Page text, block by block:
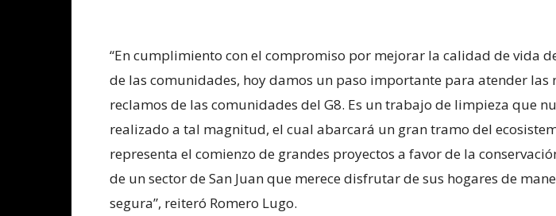
“En cumplimiento con el compromiso por mejorar la calidad de vida
de las comunidades, hoy damos un paso importante para atender las
reclamos de las comunidades del G8. Es un trabajo de limpieza que
realizado a tal magnitud, el cual abarcará un gran tramo del
representa el comienzo de grandes proyectos a favor de la
de un sector de San Juan que merece disfrutar de sus hogares de
segura”, reiteró Romero Lugo.